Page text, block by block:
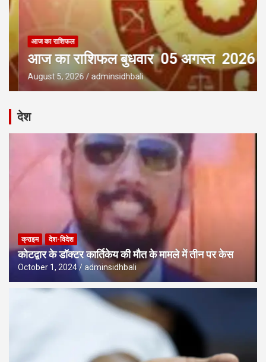
आज का राशिफल
आज का राशिफल बुधवार 05 अगस्त 2026
August 5, 2026 adminsidhbali
देश
क्राइम देश-विदेश
कोटद्वार के डॉक्टर कार्तिकेय की मौत के मामले में तीन पर केस
October 1, 2024 adminsidhbali